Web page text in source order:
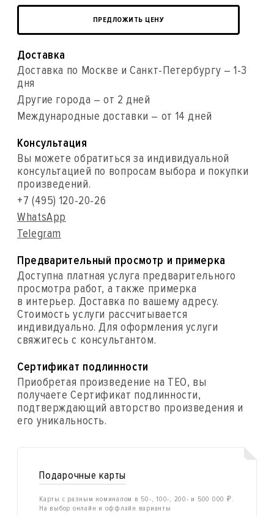
ПРЕДЛОЖИТЬ ЦЕНУ
Доставка
Доставка по Москве и Санкт-Петербургу – 1-3
дня
Другие города – от 2 дней
Международные доставки – от 14 дней
Консультация
Вы можете обратиться за индивидуальной
консультацией по вопросам выбора и покупки
произведений.
+7 (495) 120-20-26
WhatsApp
Telegram
Предварительный просмотр и примерка
Доступна платная услуга предварительного
просмотра работ, а также примерка
в интерьер. Доставка по вашему адресу.
Стоимость услуги рассчитывается
индивидуально. Для оформления услуги
свяжитесь с консультантом.
Сертификат подлинности
Приобретая произведение на ТЕО, вы
получаете Сертификат подлинности,
подтверждающий авторство произведения и
его уникальность.
Подарочные карты
Карты с разным номиналом в 50-, 100-, 200- и 500 000 ₽.
На выбор онлайн и оффлайн варианты